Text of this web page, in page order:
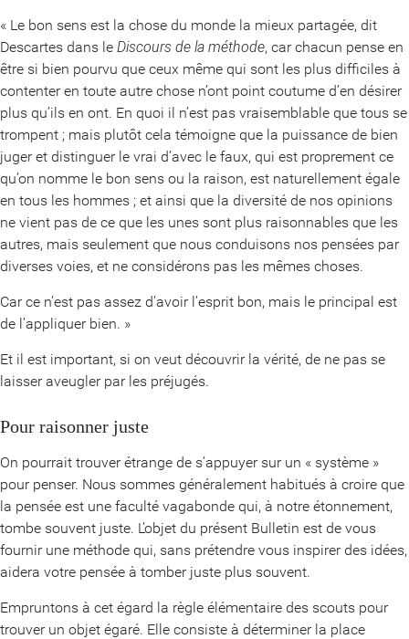
« Le bon sens est la chose du monde la mieux partagée, dit
Descartes dans le Discours de la méthode, car chacun pense en
être si bien pourvu que ceux même qui sont les plus difficiles à
contenter en toute autre chose n’ont point coutume d’en désirer
plus qu’ils en ont. En quoi il n’est pas vraisemblable que tous se
trompent ; mais plutôt cela témoigne que la puissance de bien
juger et distinguer le vrai d’avec le faux, qui est proprement ce
qu’on nomme le bon sens ou la raison, est naturellement égale
en tous les hommes ; et ainsi que la diversité de nos opinions
ne vient pas de ce que les unes sont plus raisonnables que les
autres, mais seulement que nous conduisons nos pensées par
diverses voies, et ne considérons pas les mêmes choses.
Car ce n’est pas assez d’avoir l’esprit bon, mais le principal est
de l’appliquer bien. »
Et il est important, si on veut découvrir la vérité, de ne pas se
laisser aveugler par les préjugés.
Pour raisonner juste
On pourrait trouver étrange de s’appuyer sur un « système »
pour penser. Nous sommes généralement habitués à croire que
la pensée est une faculté vagabonde qui, à notre étonnement,
tombe souvent juste. L’objet du présent Bulletin est de vous
fournir une méthode qui, sans prétendre vous inspirer des idées,
aidera votre pensée à tomber juste plus souvent.
Empruntons à cet égard la règle élémentaire des scouts pour
trouver un objet égaré. Elle consiste à déterminer la place